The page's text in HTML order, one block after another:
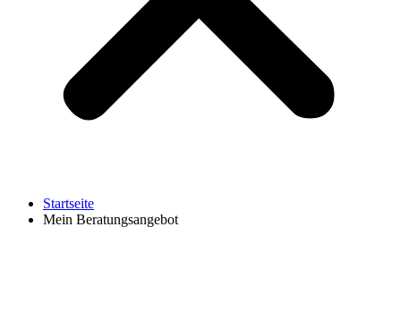
Startseite
Mein Beratungsangebot